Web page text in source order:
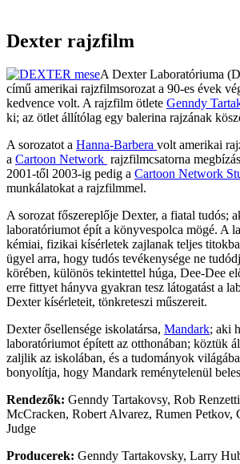
Dexter rajzfilm
A Dexter Laboratóriuma
című amerikai rajzfilmsorozat a 90-es évek
kedvence volt. A rajzfilm ötlete Genndy
ki; az ötlet állítólag egy balerina rajzának
A sorozatot a Hanna-Barbera volt amerikai
a Cartoon Network rajzfilmcsatorna
2001-től 2003-ig pedig a Cartoon Network
munkálatokat a rajzfilmmel.
A sorozat főszereplője Dexter, a fiatal tudós;
laboratóriumot épít a könyvespolca mögé. A
kémiai, fizikai kísérletek zajlanak teljes
ügyel arra, hogy tudós tevékenysége ne
körében, különös tekintettel húga, Dee-Dee
erre fittyet hányva gyakran tesz látogatást a
Dexter kísérleteit, tönkreteszi műszereit.
Dexter ősellensége iskolatársa, Mandark; aki
laboratóriumot épített az otthonában; köztük
zaljlik az iskolában, és a tudományok
bonyolítja, hogy Mandark reménytelenül
Rendezők: Genndy Tartakovsy, Rob
McCracken, Robert Alvarez, Rumen Petkov,
Judge
Producerek: Genndy Tartakovsky, Larry